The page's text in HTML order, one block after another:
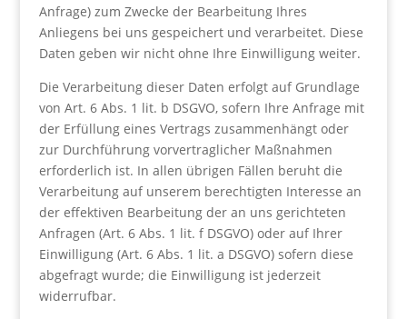
Anfrage) zum Zwecke der Bearbeitung Ihres
Anliegens bei uns gespeichert und verarbeitet. Diese
Daten geben wir nicht ohne Ihre Einwilligung weiter.
Die Verarbeitung dieser Daten erfolgt auf Grundlage
von Art. 6 Abs. 1 lit. b DSGVO, sofern Ihre Anfrage mit
der Erfüllung eines Vertrags zusammenhängt oder
zur Durchführung vorvertraglicher Maßnahmen
erforderlich ist. In allen übrigen Fällen beruht die
Verarbeitung auf unserem berechtigten Interesse an
der effektiven Bearbeitung der an uns gerichteten
Anfragen (Art. 6 Abs. 1 lit. f DSGVO) oder auf Ihrer
Einwilligung (Art. 6 Abs. 1 lit. a DSGVO) sofern diese
abgefragt wurde; die Einwilligung ist jederzeit
widerrufbar.